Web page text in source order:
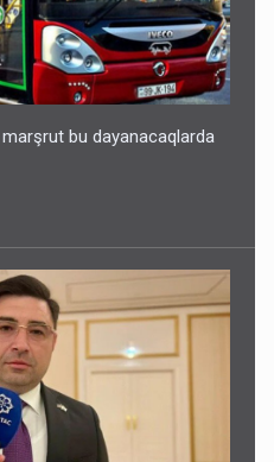
bu dayanacaqlarda